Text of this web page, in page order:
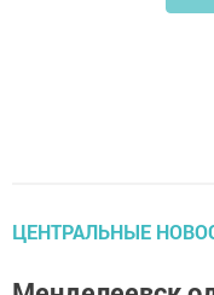
ЦЕНТРАЛЬНЫЕ